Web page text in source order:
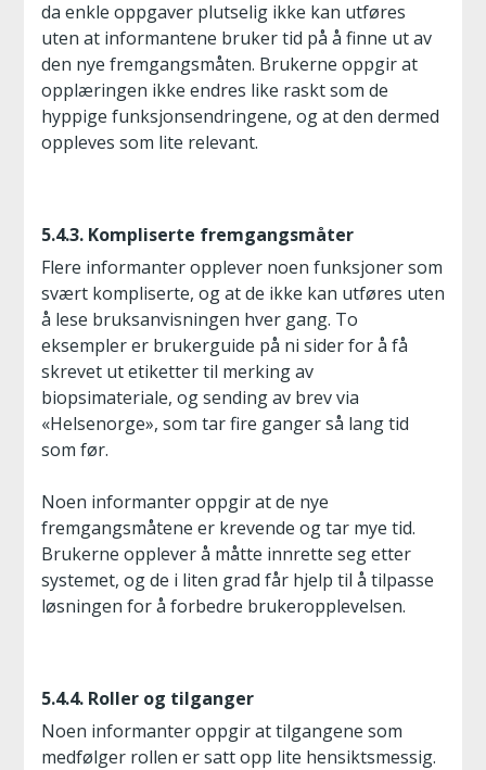
da enkle oppgaver plutselig ikke kan utføres
uten at informantene bruker tid på å finne ut av
den nye fremgangsmåten. Brukerne oppgir at
opplæringen ikke endres like raskt som de
hyppige funksjonsendringene, og at den dermed
oppleves som lite relevant.
5.4.3. Kompliserte fremgangsmåter
Flere informanter opplever noen funksjoner som
svært kompliserte, og at de ikke kan utføres uten
å lese bruksanvisningen hver gang. To
eksempler er brukerguide på ni sider for å få
skrevet ut etiketter til merking av
biopsimateriale, og sending av brev via
«Helsenorge», som tar fire ganger så lang tid
som før.
Noen informanter oppgir at de nye
fremgangsmåtene er krevende og tar mye tid.
Brukerne opplever å måtte innrette seg etter
systemet, og de i liten grad får hjelp til å tilpasse
løsningen for å forbedre brukeropplevelsen.
5.4.4. Roller og tilganger
Noen informanter oppgir at tilgangene som
medfølger rollen er satt opp lite hensiktsmessig.